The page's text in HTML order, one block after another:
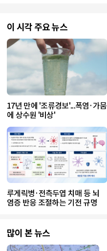
이 시각 주요 뉴스
17년 만에 '조류경보'...폭염·가뭄
에 상수원 '비상'
루게릭병·전측두엽 치매 등 뇌
염증 반응 조절하는 기전 규명
많이 본 뉴스